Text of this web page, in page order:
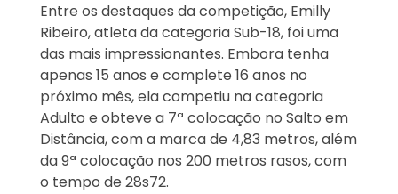
Entre os destaques da competição, Emilly
Ribeiro, atleta da categoria Sub-18, foi uma
das mais impressionantes. Embora tenha
apenas 15 anos e complete 16 anos no
próximo mês, ela competiu na categoria
Adulto e obteve a 7ª colocação no Salto em
Distância, com a marca de 4,83 metros, além
da 9ª colocação nos 200 metros rasos, com
o tempo de 28s72.